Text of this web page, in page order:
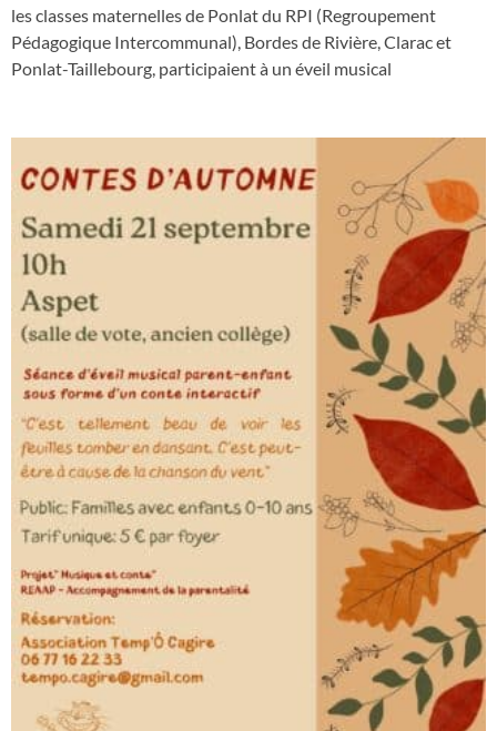
les classes maternelles de Ponlat du RPI (Regroupement
Pédagogique Intercommunal), Bordes de Rivière, Clarac et
Ponlat-Taillebourg, participaient à un éveil musical